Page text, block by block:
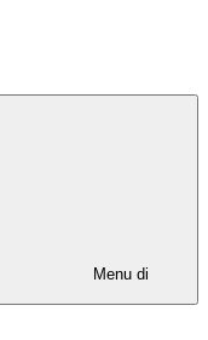
Menu di